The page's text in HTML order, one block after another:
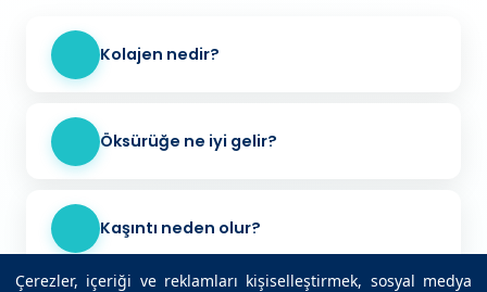
Çerezler, içeriği ve reklamları kişiselleştirmek, sosyal medya
Kolajen nedir?
Öksürüğe ne iyi gelir?
Kaşıntı neden olur?